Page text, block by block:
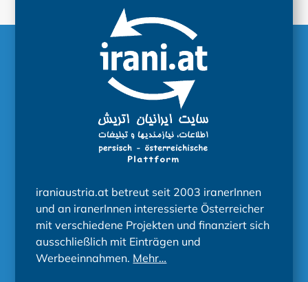
iraniaustria.at betreut seit 2003 iranerInnen
und an iranerInnen interessierte Österreicher
mit verschiedene Projekten und finanziert sich
ausschließlich mit Einträgen und
Werbeeinnahmen. Mehr…